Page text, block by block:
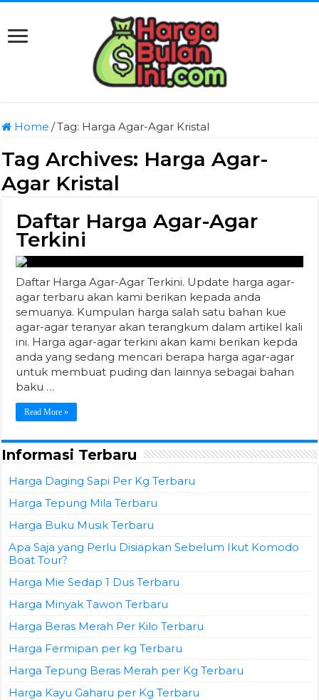
Home /Tag: Harga Agar-Agar Kristal
Tag Archives: Harga Agar-
Agar Kristal
Daftar Harga Agar-Agar
Terkini
Daftar Harga Agar-Agar Terkini. Update harga agar-
agar terbaru akan kami berikan kepada anda
semuanya. Kumpulan harga salah satu bahan kue
agar-agar teranyar akan terangkum dalam artikel kali
ini. Harga agar-agar terkini akan kami berikan kepda
anda yang sedang mencari berapa harga agar-agar
untuk membuat puding dan lainnya sebagai bahan
baku …
Read More »
Informasi Terbaru
Harga Daging Sapi Per Kg Terbaru
Harga Tepung Mila Terbaru
Harga Buku Musik Terbaru
Apa Saja yang Perlu Disiapkan Sebelum Ikut Komodo
Boat Tour?
Harga Mie Sedap 1 Dus Terbaru
Harga Minyak Tawon Terbaru
Harga Beras Merah Per Kilo Terbaru
Harga Fermipan per kg Terbaru
Harga Tepung Beras Merah per Kg Terbaru
Harga Kayu Gaharu per Kg Terbaru